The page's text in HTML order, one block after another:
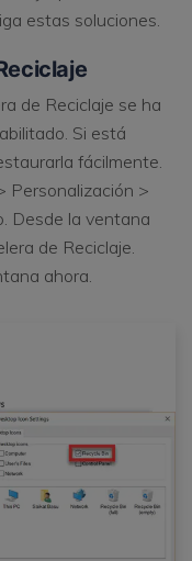
estas soluciones.
de Reciclaje se ha
Si está
fácilmente.
Personalización >
Desde la ventana
de Reciclaje.
ahora.